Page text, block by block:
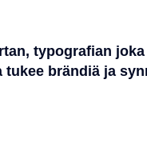
typografian
brändiä ja